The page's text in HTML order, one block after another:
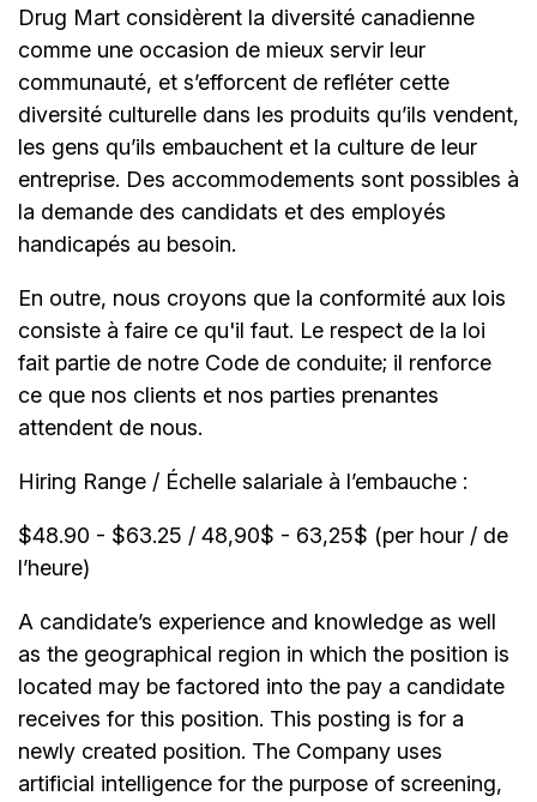
Drug Mart considèrent la diversité canadienne
comme une occasion de mieux servir leur
communauté, et s’efforcent de refléter cette
diversité culturelle dans les produits qu’ils vendent,
les gens qu’ils embauchent et la culture de leur
entreprise. Des accommodements sont possibles à
la demande des candidats et des employés
handicapés au besoin.
En outre, nous croyons que la conformité aux lois
consiste à faire ce qu'il faut. Le respect de la loi
fait partie de notre Code de conduite; il renforce
ce que nos clients et nos parties prenantes
attendent de nous.
Hiring Range / Échelle salariale à l’embauche :
$48.90 - $63.25 / 48,90$ - 63,25$ (per hour / de
l’heure)
A candidate’s experience and knowledge as well
as the geographical region in which the position is
located may be factored into the pay a candidate
receives for this position. This posting is for a
newly created position. The Company uses
artificial intelligence for the purpose of screening,